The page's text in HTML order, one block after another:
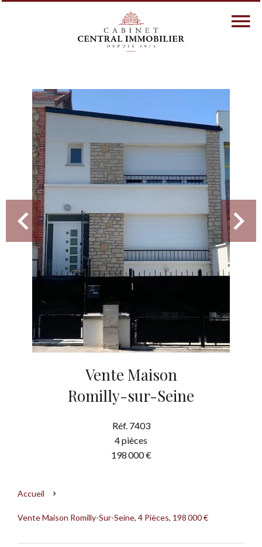
Vente Maison
Romilly-sur-Seine
Réf. 7403
4 pièces
198 000 €
Accueil
Vente Maison Romilly-Sur-Seine, 4 Pièces, 198 000 €